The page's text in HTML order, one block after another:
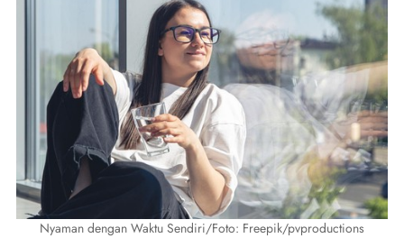
Nyaman dengan Waktu Sendiri/Foto: Freepik/pvproductions